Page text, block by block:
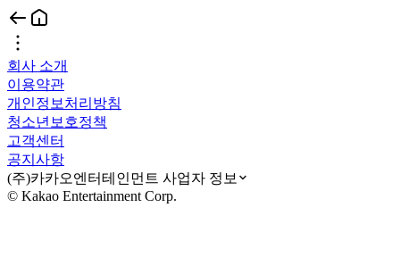
회사 소개
이용약관
개인정보처리방침
청소년보호정책
고객센터
공지사항
(주)카카오엔터테인먼트 사업자 정보
© Kakao Entertainment Corp.